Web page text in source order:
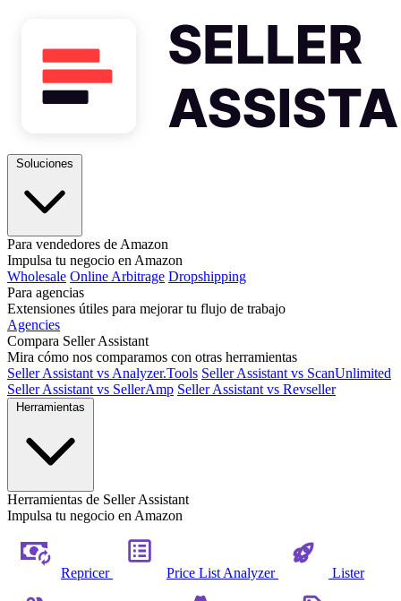
Para vendedores de Amazon
Impulsa tu negocio en Amazon
Wholesale Online Arbitrage Dropshipping
Para agencias
Extensiones útiles para mejorar tu flujo de trabajo
Agencies
Compara Seller Assistant
Mira cómo nos comparamos con otras herramientas
Seller Assistant vs Analyzer.Tools Seller Assistant vs ScanUnlimited
Seller Assistant vs SellerAmp Seller Assistant vs Revseller
Herramientas de Seller Assistant
Impulsa tu negocio en Amazon
Repricer Price List Analyzer Lister